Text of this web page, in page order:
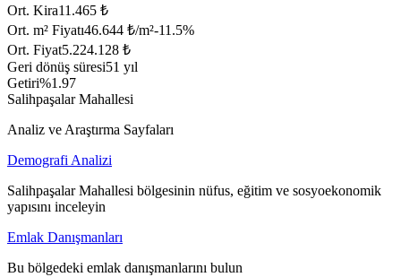
Ort. Kira11.465 ₺
Ort. m² Fiyatı46.644 ₺/m²-11.5%
Ort. Fiyat5.224.128 ₺
Geri dönüş süresi51 yıl
Getiri%1.97
Salihpaşalar Mahallesi
Analiz ve Araştırma Sayfaları
Demografi Analizi
Salihpaşalar Mahallesi bölgesinin nüfus, eğitim ve sosyoekonomik
yapısını inceleyin
Emlak Danışmanları
Bu bölgedeki emlak danışmanlarını bulun